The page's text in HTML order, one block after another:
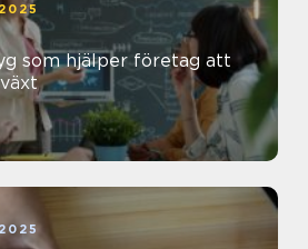
som hjälper företag att